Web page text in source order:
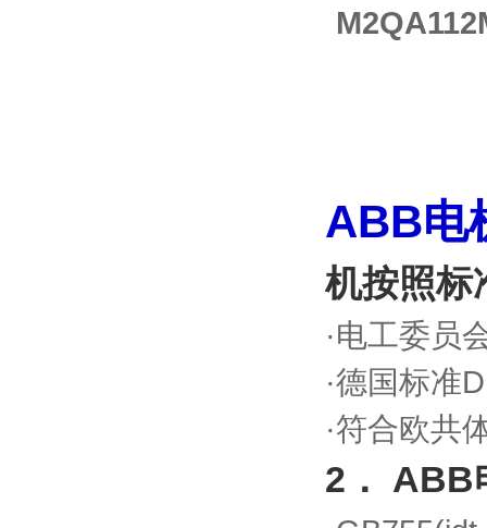
ABB电
机按照
·电工委员
·德国标准
·符合欧共
2． ABB